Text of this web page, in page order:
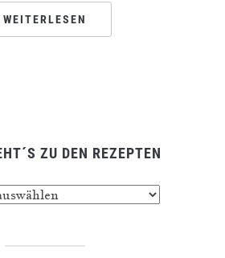
ZU DEN REZEPTEN
WEITERLESEN